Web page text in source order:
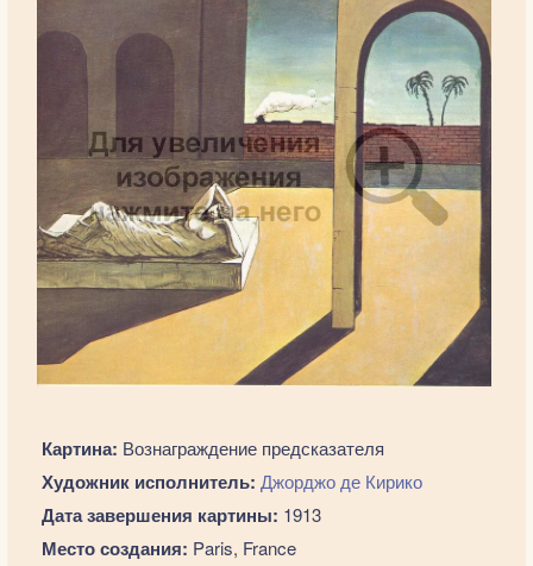
Картина: Вознаграждение предсказателя
Художник исполнитель: Джорджо де Кирико
Дата завершения картины: 1913
Место создания: Paris, France